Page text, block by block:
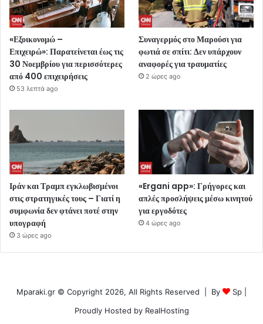
«Εξοικονομώ –
Επιχειρώ»: Παρατείνεται έως τις
30 Νοεμβρίου για περισσότερες
από 400 επιχειρήσεις
53 λεπτά ago
Συναγερμός στο Μαρούσι για
φωτιά σε σπίτι: Δεν υπάρχουν
αναφορές για τραυματίες
2 ώρες ago
Ιράν και Τραμπ εγκλωβισμένοι
στις στρατηγικές τους – Γιατί η
συμφωνία δεν φτάνει ποτέ στην
υπογραφή
3 ώρες ago
«Ergani app»: Γρήγορες και
απλές προσλήψεις μέσω κινητού
για εργοδότες
4 ώρες ago
Mparaki.gr © Copyright 2026, All Rights Reserved | By Sp
Proudly Hosted by RealHosting